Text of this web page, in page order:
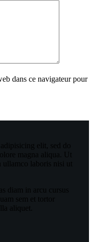
dans ce navigateur pour
elit, sed do
magna aliqua. Ut
laboris nisi ut
diam in arcu cursus
sem et tortor
aliquet.